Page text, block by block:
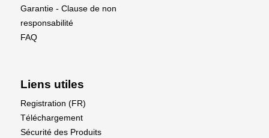
Garantie - Clause de non
responsabilité
FAQ
Liens utiles
Registration (FR)
Téléchargement
Sécurité des Produits